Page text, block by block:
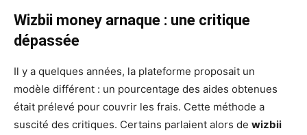
Wizbii money arnaque : une critique
dépassée
Il y a quelques années, la plateforme proposait un
modèle différent : un pourcentage des aides obtenues
était prélevé pour couvrir les frais. Cette méthode a
suscité des critiques. Certains parlaient alors de wizbii